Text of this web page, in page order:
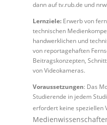
dann auf tv.rub.de und
Lernziele:Erwerb von
technischen
handwerklichen und
von reportagehaften
Beitragskonzepten,
von Videokameras.
Voraussetzungen: Das
Studierende in jedem
erfordert keine speziellen